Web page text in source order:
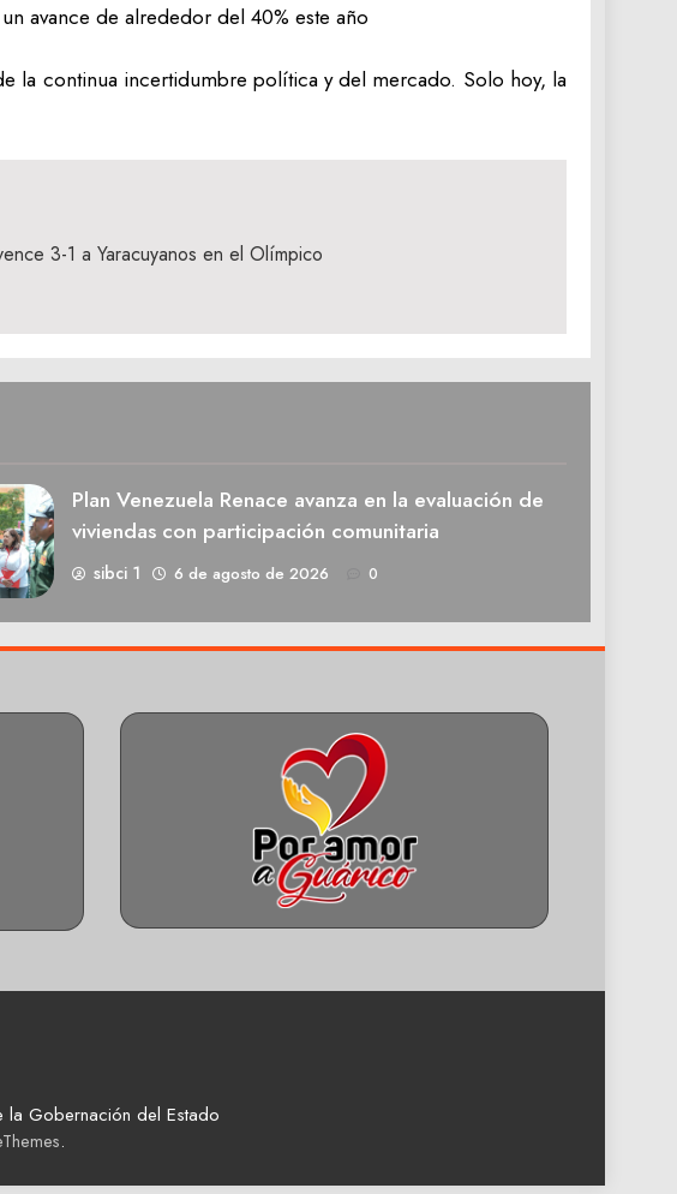
avance de alrededor del 40% este año
la continua incertidumbre política y del mercado. Solo hoy, la
3-1 a Yaracuyanos en el Olímpico
Plan Venezuela Renace avanza en la evaluación de
viviendas con participación comunitaria
sibci 1 6 de agosto de 2026 0
Gobernación del Estado
.